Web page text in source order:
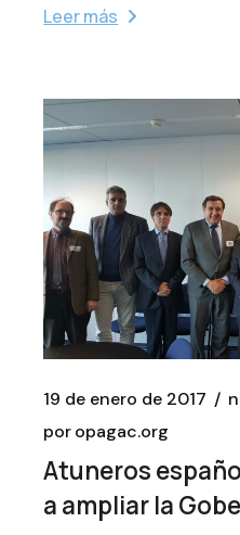
Leer más
19 de enero de 2017
poropagac.org
Atuneros
a ampliar la